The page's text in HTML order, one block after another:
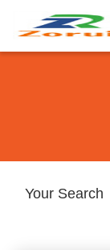
Your Search